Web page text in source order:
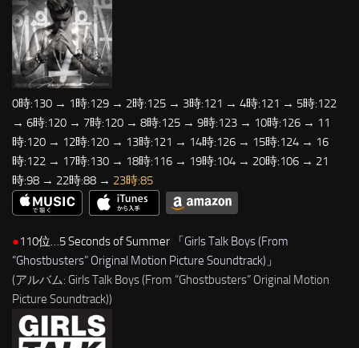
0時:130 → 1時:129 → 2時:125 → 3時:121 → 4時:121 → 5時:122
→ 6時:120 → 7時:120 → 8時:125 → 9時:123 → 10時:126 → 11
時:120 → 12時:120 → 13時:121 → 14時:126 → 15時:124 → 16
時:122 → 17時:130 → 18時:116 → 19時:104 → 20時:106 → 21
時:98 → 22時:88 → 23時:85
●110位…5 Seconds of Summer 「Girls Talk Boys (From
“Ghostbusters” Original Motion Picture Soundtrack) 」
(アルバム: Girls Talk Boys (From “Ghostbusters” Original Motion
Picture Soundtrack))